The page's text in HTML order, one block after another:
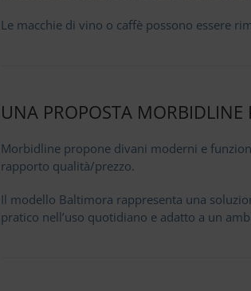
Le macchie di vino o caffè possono essere
UNA PROPOSTA
Morbidline propone divani moderni e
rapporto qualità/prezzo.
Il modello Baltimora rappresenta una
pratico nell’uso quotidiano e adatto a un